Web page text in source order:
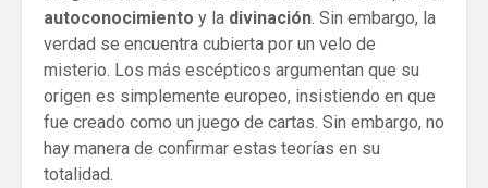
autoconocimiento y la divinación . Sin embargo, la
verdad se encuentra cubierta por un velo de
misterio. Los más escépticos argumentan que su
origen es simplemente europeo, insistiendo en que
fue creado como un juego de cartas. Sin embargo, no
hay manera de confirmar estas teorías en su
totalidad.